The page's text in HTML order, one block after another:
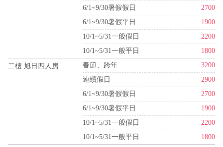
6/1~9/30暑假假日
2700
6/1~9/30暑假平日
1900
10/1~5/31一般假日
2200
10/1~5/31一般平日
1800
二樓 旭日四人房 春節、跨年
3200
連續假日
2900
6/1~9/30暑假假日
2700
6/1~9/30暑假平日
1900
10/1~5/31一般假日
2200
10/1~5/31一般平日
1800